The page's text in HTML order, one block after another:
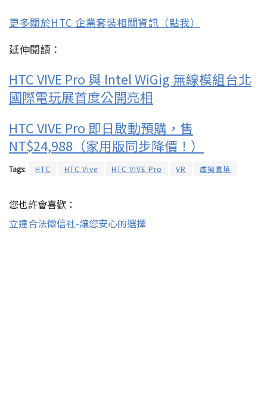
更多關於HTC 企業套裝相關資訊（點我）
延伸閱讀：
HTC VIVE Pro 與 Intel WiGig 無線模組台北
國際電玩展首度公開亮相
HTC VIVE Pro 即日啟動預購，售
NT$24,988（家用版同步降價！）
Tags: HTC HTC Vive HTC VIVE Pro VR 虛擬實境
您也許會喜歡：
立達合法徵信社-讓您安心的選擇